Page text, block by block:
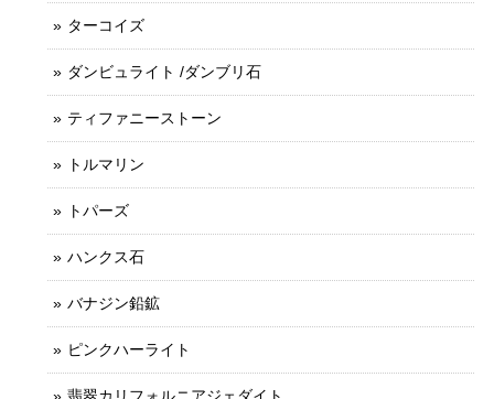
ターコイズ
ダンビュライト /ダンブリ石
ティファニーストーン
トルマリン
トパーズ
ハンクス石
バナジン鉛鉱
ピンクハーライト
翡翠カリフォルニアジェダイト